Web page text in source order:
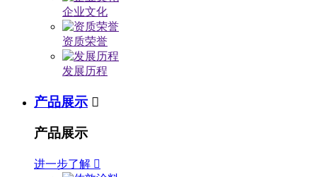
企业文化
资质荣誉
发展历程
产品展示 
产品展示
进一步了解 